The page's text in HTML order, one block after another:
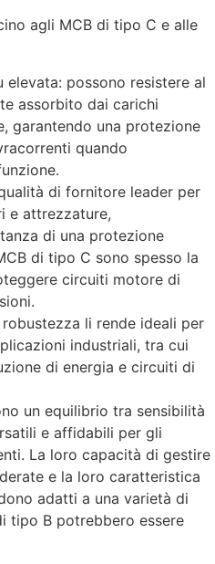
agli MCB di tipo C e alle
possono resistere al
assorbito dai carichi
garantendo una protezione
quando
di fornitore leader per
e attrezzature,
di una protezione
di tipo C sono spesso la
circuiti motore di
li rende ideali per
industriali, tra cui
di energia e circuiti di
un equilibrio tra sensibilità
e affidabili per gli
La loro capacità di gestire
e la loro caratteristica
adatti a una varietà di
tipo B potrebbero essere